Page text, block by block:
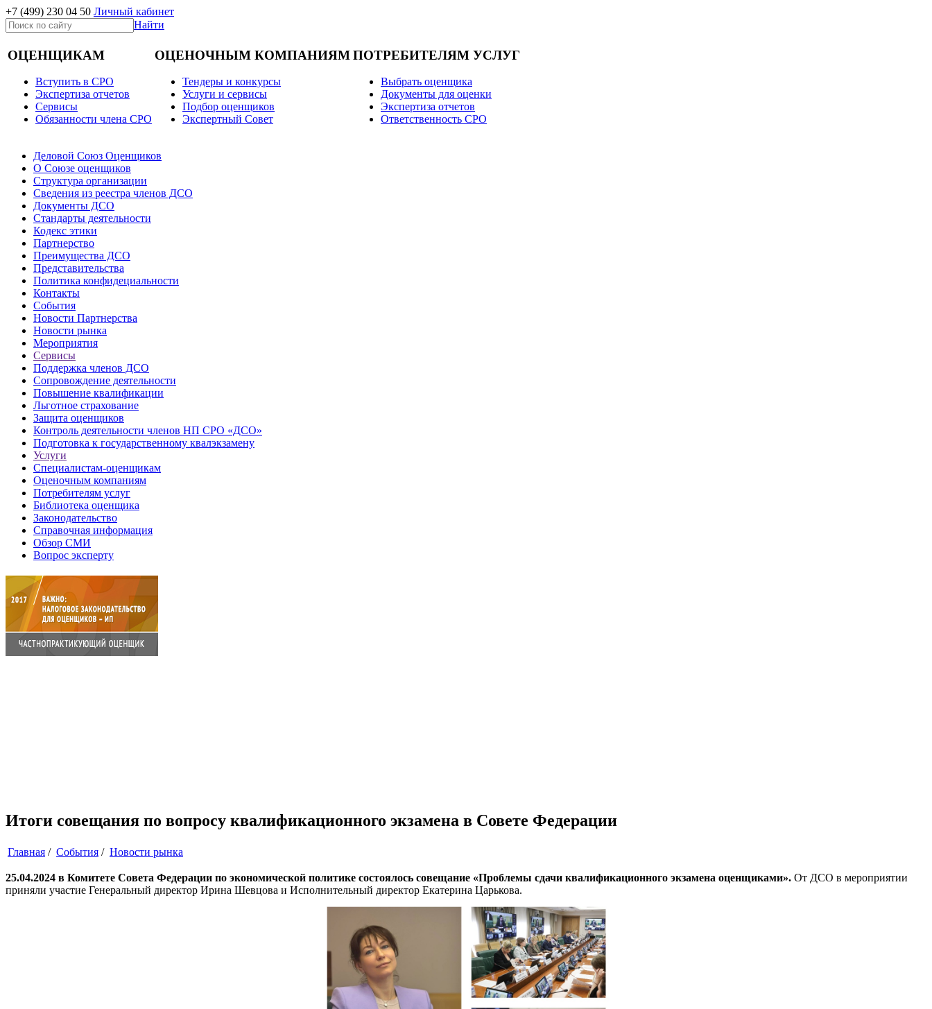
+7 (499) 230 04 50 Личный кабинет
Найти
ОЦЕНЩИКАМ
Вступить в СРО
Экспертиза отчетов
Cервисы
Обязанности члена СРО
ОЦЕНОЧНЫМ КОМПАНИЯМ
Тендеры и конкурсы
Услуги и сервисы
Подбор оценщиков
Экспертный Совет
ПОТРЕБИТЕЛЯМ УСЛУГ
Выбрать оценщика
Документы для оценки
Экспертиза отчетов
Ответственность СРО
Деловой Союз Оценщиков
О Союзе оценщиков
Структура организации
Сведения из реестра членов ДСО
Документы ДСО
Стандарты деятельности
Кодекс этики
Партнерство
Преимущества ДСО
Представительства
Политика конфидециальности
Контакты
События
Новости Партнерства
Новости рынка
Мероприятия
Сервисы
Поддержка членов ДСО
Сопровождение деятельности
Повышение квалификации
Льготное страхование
Защита оценщиков
Контроль деятельности членов НП СРО «ДСО»
Подготовка к государственному квалэкзамену
Услуги
Специалистам-оценщикам
Оценочным компаниям
Потребителям услуг
Библиотека оценщика
Законодательство
Справочная информация
Обзор СМИ
Вопрос эксперту
Итоги совещания по вопросу квалификационного экзамена в Совете Федерации
Главная / События / Новости рынка
25.04.2024 в Комитете Совета Федерации по экономической политике состоялось совещание «Проблемы сдачи квалификационного экзамена оценщиками». От ДСО в мероприятии
приняли участие Генеральный директор Ирина Шевцова и Исполнительный директор Екатерина Царькова.